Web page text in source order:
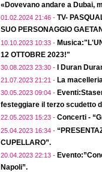
«Dovevano andare a Dubai,
01.02.2024 21:46 - TV-
SUO PERSONAGGIO
10.10.2023 10:33 -
12 OTTOBRE 2023!"
30.08.2023 23:30 - I Duran
21.07.2023 21:21 - La
30.05.2023 09:04 -
festeggiare il terzo scudetto
22.05.2023 15:23 - Concerti -
25.04.2023 16:34 -
CUPELLARO”.
20.04.2023 22:13 -
Napoli”.